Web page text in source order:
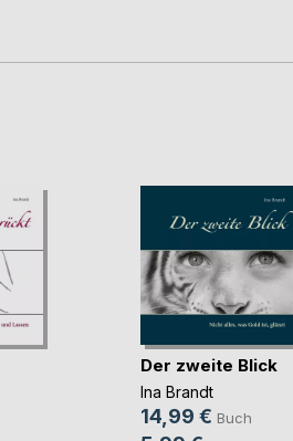
Der zweite Blick
Ina Brandt
14,99 € Buch